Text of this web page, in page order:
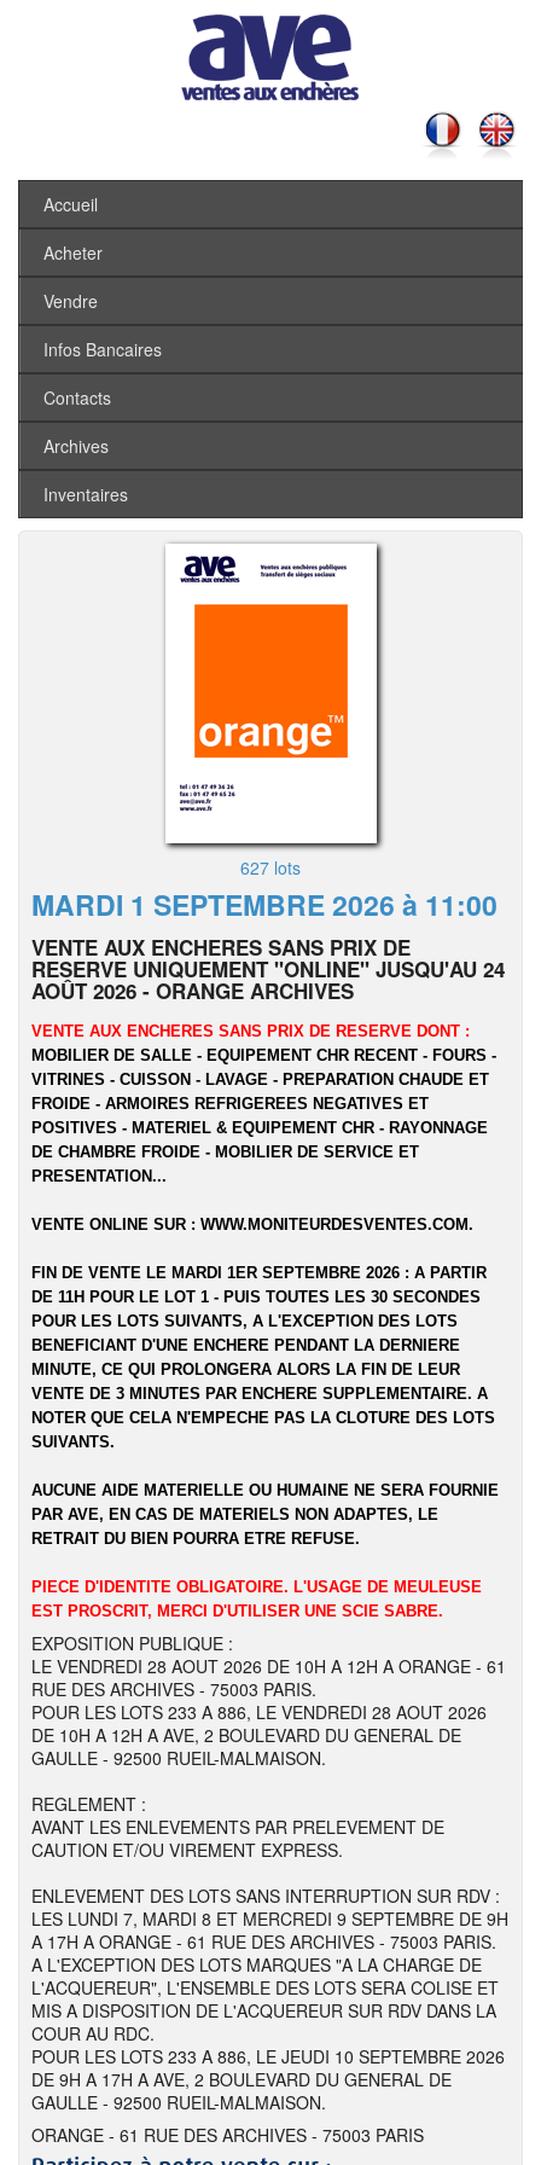
Accueil
Acheter
Vendre
Infos Bancaires
Contacts
Archives
Inventaires
627 lots
MARDI 1 SEPTEMBRE 2026 à 11:00
VENTE AUX ENCHERES SANS PRIX DE
RESERVE UNIQUEMENT "ONLINE" JUSQU'AU 24
AOÛT 2026 - ORANGE ARCHIVES
VENTE AUX ENCHERES SANS PRIX DE RESERVE DONT :
MOBILIER DE SALLE - EQUIPEMENT CHR RECENT - FOURS -
VITRINES - CUISSON - LAVAGE - PREPARATION CHAUDE ET
FROIDE - ARMOIRES REFRIGEREES NEGATIVES ET
POSITIVES - MATERIEL & EQUIPEMENT CHR - RAYONNAGE
DE CHAMBRE FROIDE - MOBILIER DE SERVICE ET
PRESENTATION...
VENTE ONLINE SUR : WWW.MONITEURDESVENTES.COM.
FIN DE VENTE LE MARDI 1ER SEPTEMBRE 2026 : A PARTIR
DE 11H POUR LE LOT 1 - PUIS TOUTES LES 30 SECONDES
POUR LES LOTS SUIVANTS, A L'EXCEPTION DES LOTS
BENEFICIANT D'UNE ENCHERE PENDANT LA DERNIERE
MINUTE, CE QUI PROLONGERA ALORS LA FIN DE LEUR
VENTE DE 3 MINUTES PAR ENCHERE SUPPLEMENTAIRE. A
NOTER QUE CELA N'EMPECHE PAS LA CLOTURE DES LOTS
SUIVANTS.
AUCUNE AIDE MATERIELLE OU HUMAINE NE SERA FOURNIE
PAR AVE, EN CAS DE MATERIELS NON ADAPTES, LE
RETRAIT DU BIEN POURRA ETRE REFUSE.
PIECE D'IDENTITE OBLIGATOIRE. L'USAGE DE MEULEUSE
EST PROSCRIT, MERCI D'UTILISER UNE SCIE SABRE.
EXPOSITION PUBLIQUE :
LE VENDREDI 28 AOUT 2026 DE 10H A 12H A ORANGE - 61
RUE DES ARCHIVES - 75003 PARIS.
POUR LES LOTS 233 A 886, LE VENDREDI 28 AOUT 2026
DE 10H A 12H A AVE, 2 BOULEVARD DU GENERAL DE
GAULLE - 92500 RUEIL-MALMAISON.
REGLEMENT :
AVANT LES ENLEVEMENTS PAR PRELEVEMENT DE
CAUTION ET/OU VIREMENT EXPRESS.
ENLEVEMENT DES LOTS SANS INTERRUPTION SUR RDV :
LES LUNDI 7, MARDI 8 ET MERCREDI 9 SEPTEMBRE DE 9H
A 17H A ORANGE - 61 RUE DES ARCHIVES - 75003 PARIS.
A L'EXCEPTION DES LOTS MARQUES "A LA CHARGE DE
L'ACQUEREUR", L'ENSEMBLE DES LOTS SERA COLISE ET
MIS A DISPOSITION DE L'ACQUEREUR SUR RDV DANS LA
COUR AU RDC.
POUR LES LOTS 233 A 886, LE JEUDI 10 SEPTEMBRE 2026
DE 9H A 17H A AVE, 2 BOULEVARD DU GENERAL DE
GAULLE - 92500 RUEIL-MALMAISON.
ORANGE - 61 RUE DES ARCHIVES - 75003 PARIS